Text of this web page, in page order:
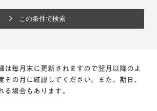
は毎月末に更新されますので翌月以降のよ
その月に確認してください。また、期日、
る場合もあります。